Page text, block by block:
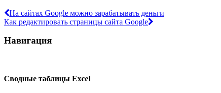
На сайтах Google можно зарабатывать деньги
Как редактировать страницы сайта Google
Навигация
Сводные таблицы Excel